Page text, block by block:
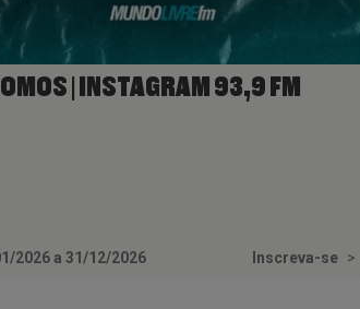
| INSTAGRAM 93,9 FM
2026 a 31/12/2026 Inscreva-se >